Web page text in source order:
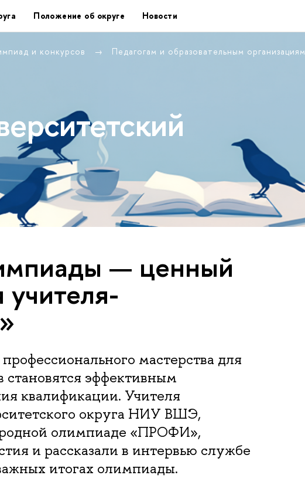
Положение об округе Новости
и конкурсов Педагогам и образовательным организациям
— ценный
мастерства для
эффективным
квалификации. Учителя
округа НИУ ВШЭ,
олимпиаде «ПРОФИ»,
и рассказали в интервью службе
итогах олимпиады.